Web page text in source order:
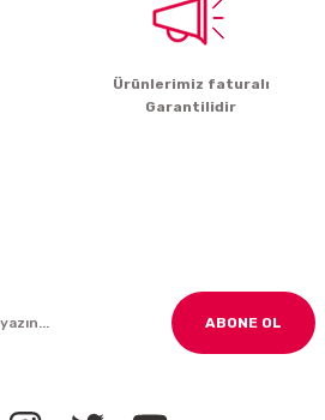
Ürünlerimiz faturalı
Garantilidir
ABONE OL